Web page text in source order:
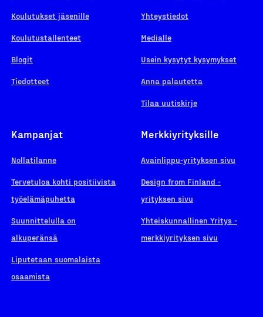
Koulutukset jäsenille
Koulutustallenteet
Blogit
Tiedotteet
Yhteystiedot
Medialle
Usein kysytyt kysymykset
Anna palautetta
Tilaa uutiskirje
Kampanjat
Nollatilanne
Tervetuloa kohti positiivista
työelämäpuhetta
Suunnittelulla on
alkuperänsä
Liputetaan suomalaista
osaamista
Merkkiyrityksille
Avainlippu-yrityksen sivu
Design from Finland -
yrityksen sivu
Yhteiskunnallinen Yritys -
merkkiyrityksen sivu